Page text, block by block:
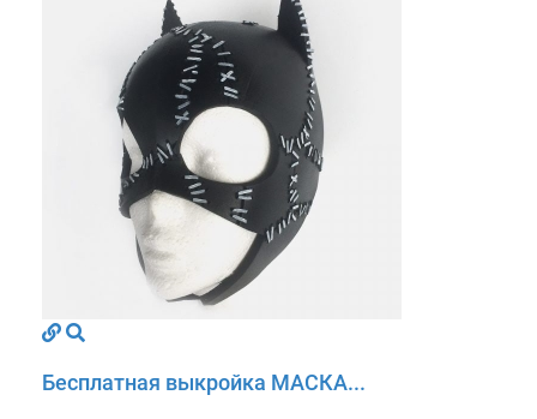
Бесплатная выкройка МАСКА...